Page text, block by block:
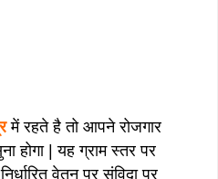
में रहते है तो आपने रोजगार
होगा | यह ग्राम स्तर पर
वेतन पर संविदा पर